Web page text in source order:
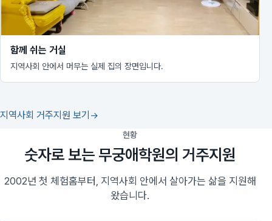
함께 쉬는 거실
지역사회 안에서 머무는 실제 집의 장면입니다.
지역사회 거주지원 보기
현황
숫자로 보는 무궁애학원의 거주지원
2002년 첫 체험홈부터, 지역사회 안에서 살아가는 삶을 지원해
왔습니다.